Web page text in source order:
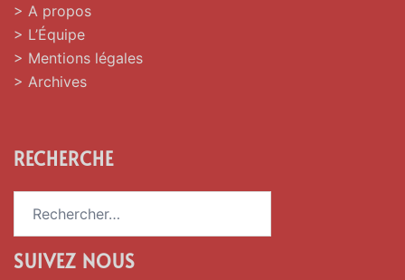
> A propos
> L’Équipe
> Mentions légales
> Archives
RECHERCHE
SUIVEZ NOUS